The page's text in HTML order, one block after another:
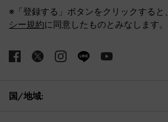
※「登録する」ボタンをクリックすると、
シー規約に同意したものとみなします。
国/地域: